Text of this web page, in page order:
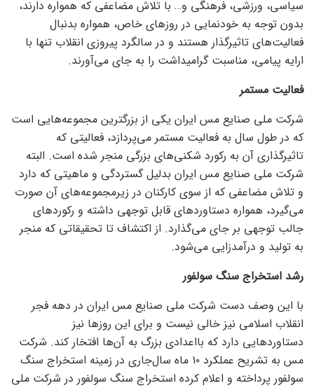
سیاسی، ورزشی، فرهنگی و… با تلاش مضاعفی که همواره دارند،
بدون توجه به خودنمایی در روز‌های خاص، همواره بدنبال
فعالیت‌های تاثیرگذار هستند و در سالگرد پیروزی انقلاب تنها با
ارایه پیامی، مناسبت گرامیداشت را به جای می‌آورند.
فعالیت مستمر
شرکت ملی صنایع مس ایران یکی از بزرگترین مجموعه‌هایی است
که در طول سال به فعالیت مستمر می‌پردازد، فعالیتی که
تاثیرگذاری آن به رکورد شکنی‌های بزرگی منجر شده است. البته
شرکت ملی صنایع مس ایران بدلیل گستردگی و ماهیتی که دارد
و تلاش مضاعفی که از سوی کارکنان در زیرمجموعه‌های آن صورت
می‌گیرد، همواره دستاورد‌های قابل توجهی داشته و رکورد‌های
جالب توجهی بر جای می‌گذارد. از اکتشاف تا تحقیقاتی که منجر
به تولید و درآمدزایی می‌شود.
رشد استخراج سنگ سولفور
با این وصف دست شرکت ملی صنایع مس ایران در دهه فجر
انقلاب اسلامی نیز خالی نیست و برای این روز‌ها نیز
دستاورد‌هایی دارد که بااعدادی بزرگ به آن‌ها افتخار کند. شرکت
مس به تشریح عملکرد ۱۰ ماه سال‌جاری در زمینه استخراج سنگ
سولفور پرداخته و اعلام کرده استخراج سنگ سولفور در شرکت ملی